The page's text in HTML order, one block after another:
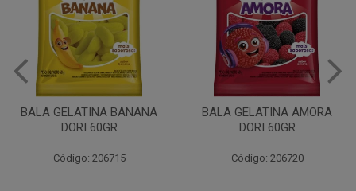
BALA GELATINA BANANA
DORI 60GR
Código: 206715
BALA GELATINA AMORA
DORI 60GR
Código: 206720